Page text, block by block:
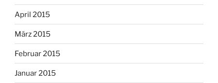
April 2015
März 2015
Februar 2015
Januar 2015